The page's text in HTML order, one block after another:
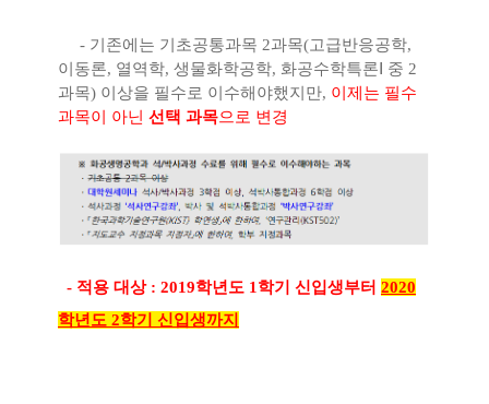
- 기존에는 기초공통과목 2과목(고급반응공학,
이동론, 열역학, 생물화학공학, 화공수학특론 Ⅰ 중 2
과목) 이상을 필수로 이수해야했지만, 이제는 필수
과목이 아닌 선택 과목으로 변경
- 적용 대상 : 2019학년도 1학기 신입생부터 2020
학년도 2학기 신입생까지